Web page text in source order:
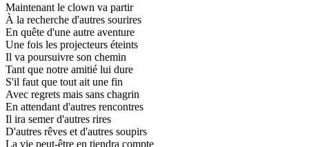
Maintenant le clown va partir
À la recherche d'autres sourires
En quête d'une autre aventure
Une fois les projecteurs éteints
Il va poursuivre son chemin
Tant que notre amitié lui dure
S'il faut que tout ait une fin
Avec regrets mais sans chagrin
En attendant d'autres rencontres
Il ira semer d'autres rires
D'autres rêves et d'autres soupirs
La vie peut-être en tiendra compte